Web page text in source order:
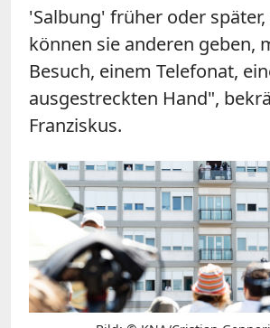
'Salbung' früher oder
können sie anderen geben,
Besuch, einem Telefonat,
ausgestreckten Hand",
Franziskus.